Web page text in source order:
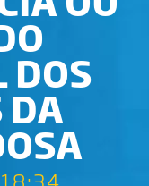
DOS
DA